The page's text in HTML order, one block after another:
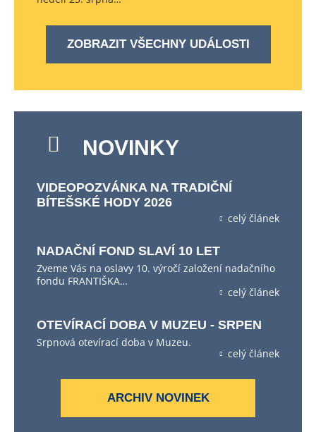
ZOBRAZIT VŠECHNY UDÁLOSTI
NOVINKY
VIDEOPOZVÁNKA NA TRADIČNÍ
BÍTEŠSKÉ HODY 2026
celý článek
NADAČNÍ FOND SLAVÍ 10 LET
Zveme Vás na oslavy 10. výročí založení nadačního
fondu FRANTIŠKA…
celý článek
OTEVÍRACÍ DOBA V MUZEU - SRPEN
Srpnová otevírací doba v Muzeu.
celý článek
ARCHIV NOVINEK